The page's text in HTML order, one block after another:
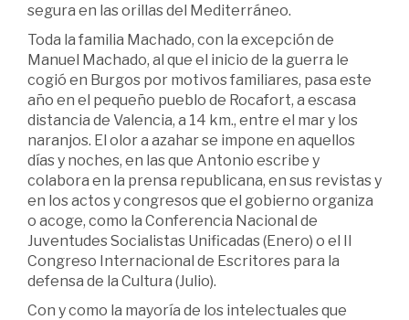
segura en las orillas del Mediterráneo.
Toda la familia Machado, con la excepción de
Manuel Machado, al que el inicio de la guerra le
cogió en Burgos por motivos familiares, pasa este
año en el pequeño pueblo de Rocafort, a escasa
distancia de Valencia, a 14 km., entre el mar y los
naranjos. El olor a azahar se impone en aquellos
días y noches, en las que Antonio escribe y
colabora en la prensa republicana, en sus revistas y
en los actos y congresos que el gobierno organiza
o acoge, como la Conferencia Nacional de
Juventudes Socialistas Unificadas (Enero) o el II
Congreso Internacional de Escritores para la
defensa de la Cultura (Julio).
Con y como la mayoría de los intelectuales que